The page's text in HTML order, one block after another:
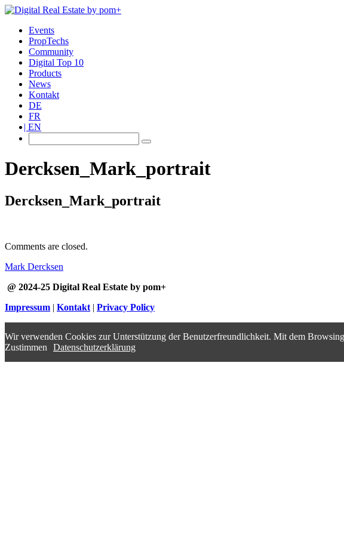
Events
PropTechs
Community
Digital Top 10
Products
News
Kontakt
DE
FR
EN
Dercksen_Mark_portrait
Dercksen_Mark_portrait
Comments are closed.
Mark Dercksen
@ 2024-25 Digital Real Estate by pom+
Impressum | Kontakt | Privacy Policy
Wir verwenden Cookies zur Unterstützung der Benutzerfreundlichkeit. Mit dem
Zustimmen
Datenschutzerklärung